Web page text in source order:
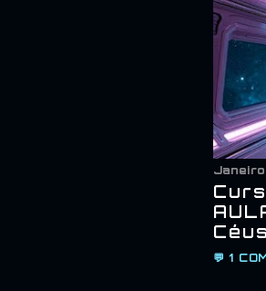
💬1